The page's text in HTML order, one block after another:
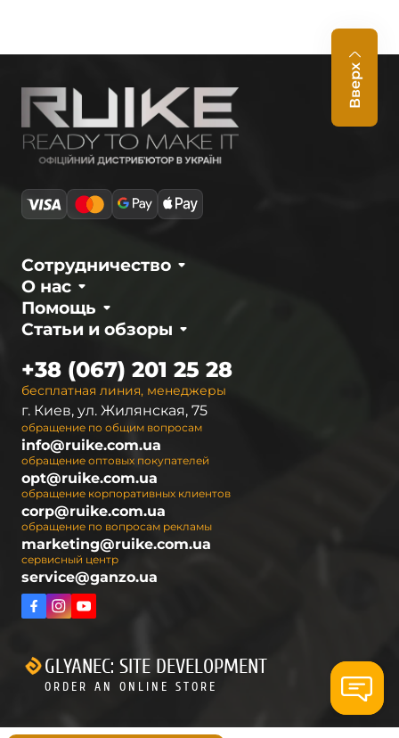
Вверх
О нас
Сотрудничество
Статьи и обзоры
Помощь
бесплатная линия, менеджеры
+38 (067) 201 25 28
г. Киев, ул. Жилянская, 75
обращение по общим вопросам
info@ruike.com.ua
обращение оптовых покупателей
opt@ruike.com.ua
обращение корпоративных клиентов
corp@ruike.com.ua
обращение по вопросам рекламы
marketing@ruike.com.ua
сервисный центр
service@ganzo.ua
GLYANEC: SITE DEVELOPMENT
ORDER AN ONLINE STORE